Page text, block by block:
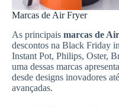
Marcas de Air Fryer
As principais marcas de
descontos na Black Friday
Instant Pot, Philips, Oster,
uma dessas marcas
desde designs inovadores
avançadas.